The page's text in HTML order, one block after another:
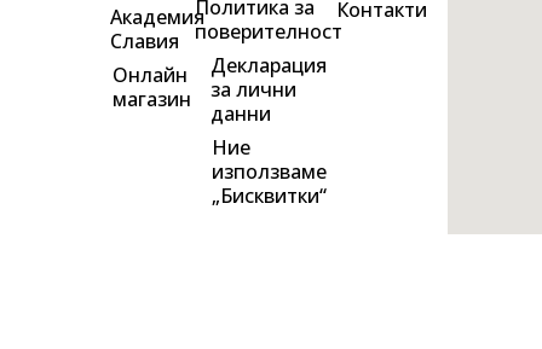
Академия
Славия
Онлайн
магазин
Политика за
поверителност
Декларация
за лични
данни
Ние
използваме
„Бисквитки“
Контакти